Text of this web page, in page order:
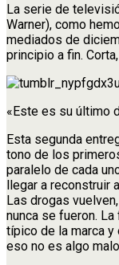
La serie de
Warner), como
mediados de
principio a fin.
«Este es su último
Esta segunda
tono de los
paralelo de cada
llegar a reconstruir
Las drogas
nunca se fueron.
típico de la marca y
eso no es algo